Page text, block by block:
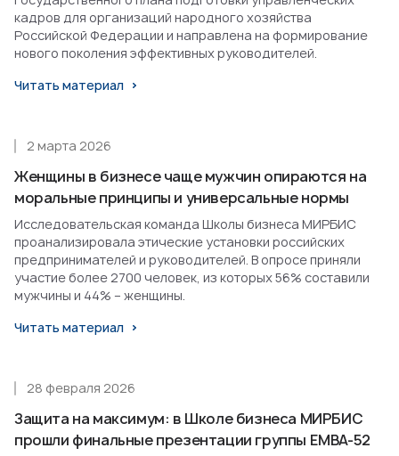
кадров для организаций народного хозяйства
Российской Федерации и направлена на формирование
нового поколения эффективных руководителей.
Читать материал
Женщины в бизнесе чаще мужчин опираются на
моральные принципы и универсальные нормы
2 марта 2026
Исследовательская команда Школы бизнеса МИРБИС
проанализировала этические установки российских
предпринимателей и руководителей. В опросе приняли
участие более 2700 человек, из которых 56% составили
мужчины и 44% – женщины.
Читать материал
Защита на максимум: в Школе бизнеса МИРБИС
прошли финальные презентации группы EMBA-52
28 февраля 2026